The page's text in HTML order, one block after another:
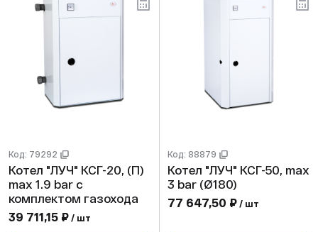
Код: 79292
Котел "ЛУЧ" КСГ-20, (П)
max 1.9 bar с
комплектом газохода
39 711,15 ₽ / шт
Код: 88879
Котел "ЛУЧ" КСГ-50, max
3 bar (Ø180)
77 647,50 ₽ / шт